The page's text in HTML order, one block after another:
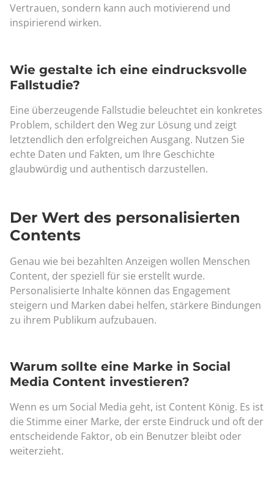
Vertrauen, sondern kann auch motivierend und
inspirierend wirken.
Wie gestalte ich eine eindrucksvolle
Fallstudie?
Eine überzeugende Fallstudie beleuchtet ein konkretes
Problem, schildert den Weg zur Lösung und zeigt
letztendlich den erfolgreichen Ausgang. Nutzen Sie
echte Daten und Fakten, um Ihre Geschichte
glaubwürdig und authentisch darzustellen.
Der Wert des personalisierten
Contents
Genau wie bei bezahlten Anzeigen wollen Menschen
Content, der speziell für sie erstellt wurde.
Personalisierte Inhalte können das Engagement
steigern und Marken dabei helfen, stärkere Bindungen
zu ihrem Publikum aufzubauen.
Warum sollte eine Marke in Social
Media Content investieren?
Wenn es um Social Media geht, ist Content König. Es ist
die Stimme einer Marke, der erste Eindruck und oft der
entscheidende Faktor, ob ein Benutzer bleibt oder
weiterzieht.